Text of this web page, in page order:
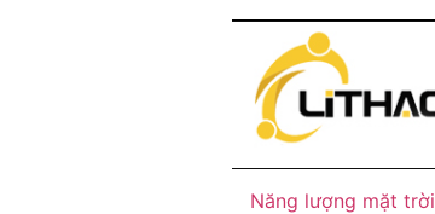
Năng lượng mặt trời